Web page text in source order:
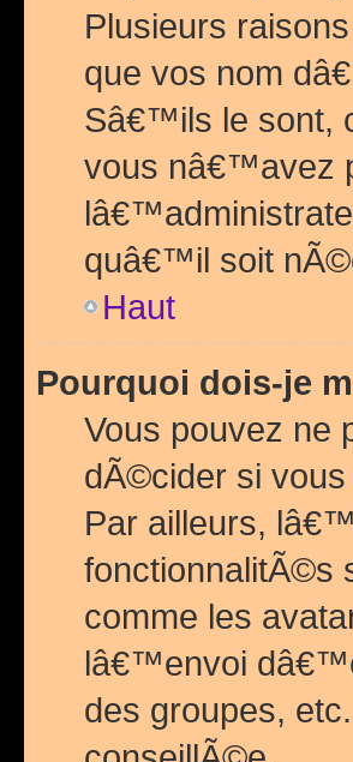
Plusieurs
que vos nom
Sâ€™ils le sont,
vous nâ€™avez
quâ€™il soit
Haut
Pourquoi dois-je
Vous pouvez ne
dÃ©cider si
Par ailleurs,
fonctionnalitÃ©s
comme les
lâ€™envoi
des groupes,